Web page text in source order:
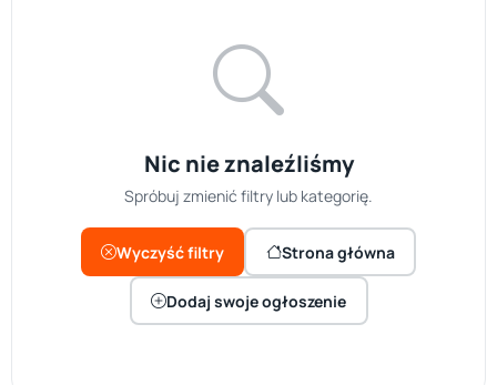
Nic nie znaleźliśmy
Spróbuj zmienić filtry lub kategorię.
Wyczyść filtry Strona główna
Dodaj swoje ogłoszenie